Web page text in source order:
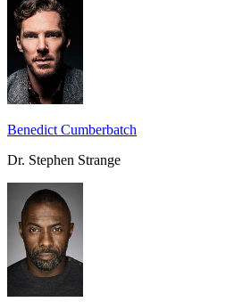
Benedict Cumberbatch
Dr. Stephen Strange